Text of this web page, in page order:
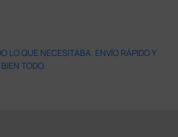
LO QUE NECESITABA. ENVÍO RÁPIDO Y
TODO.